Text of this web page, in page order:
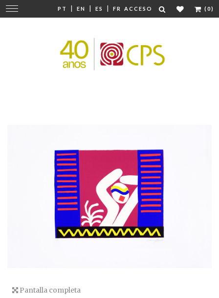
PT | EN | ES | FR ACCESO (0)
Cambiar
navegación
Pantalla completa